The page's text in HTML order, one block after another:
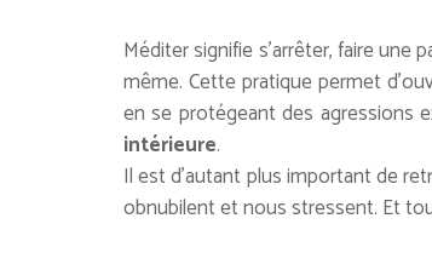
Méditer signifie s’arrêter, faire
même. Cette pratique permet
en se protégeant des agressions
intérieure.
Il est d’autant plus important de
obnubilent et nous stressent. Et